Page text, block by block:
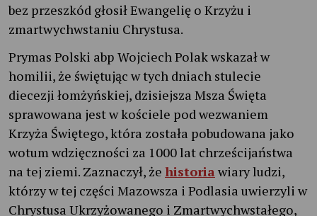
bez przeszkód głosił Ewangelię o Krzyżu i
zmartwychwstaniu Chrystusa.
Prymas Polski abp Wojciech Polak wskazał w
homilii, że świętując w tych dniach stulecie
diecezji łomżyńskiej, dzisiejsza Msza Święta
sprawowana jest w kościele pod wezwaniem
Krzyża Świętego, która została pobudowana jako
wotum wdzięczności za 1000 lat chrześcijaństwa
na tej ziemi. Zaznaczył, że historia wiary ludzi,
którzy w tej części Mazowsza i Podlasia uwierzyli w
Chrystusa Ukrzyżowanego i Zmartwychwstałego,